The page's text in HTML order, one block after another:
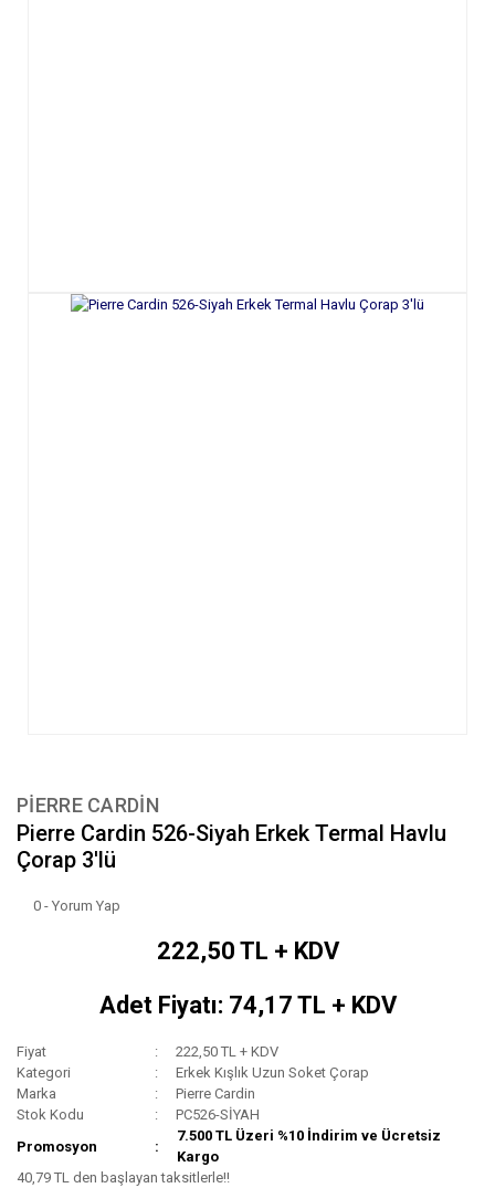
PIERRE CARDIN
Pierre Cardin 526-Siyah Erkek Termal Havlu
Çorap 3'lü
0 - Yorum Yap
222,50 TL + KDV
Adet Fiyatı: 74,17 TL + KDV
Fiyat
222,50 TL + KDV
Kategori
Erkek Kışlık Uzun Soket Çorap
Marka
Pierre Cardin
Stok Kodu
PC526-SİYAH
Promosyon
7.500 TL Üzeri %10 İndirim ve Ücretsiz
Kargo
40,79 TL den başlayan taksitlerle!!